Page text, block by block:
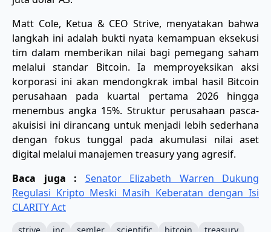
​Matt Cole, Ketua & CEO Strive, menyatakan bahwa
langkah ini adalah bukti nyata kemampuan eksekusi
tim dalam memberikan nilai bagi pemegang saham
melalui standar Bitcoin. Ia memproyeksikan aksi
korporasi ini akan mendongkrak imbal hasil Bitcoin
perusahaan pada kuartal pertama 2026 hingga
menembus angka 15%. Struktur perusahaan pasca-
akuisisi ini dirancang untuk menjadi lebih sederhana
dengan fokus tunggal pada akumulasi nilai aset
digital melalui manajemen treasury yang agresif.
Baca juga : Senator Elizabeth Warren Dukung
Regulasi Kripto Meski Masih Keberatan dengan Isi
CLARITY Act